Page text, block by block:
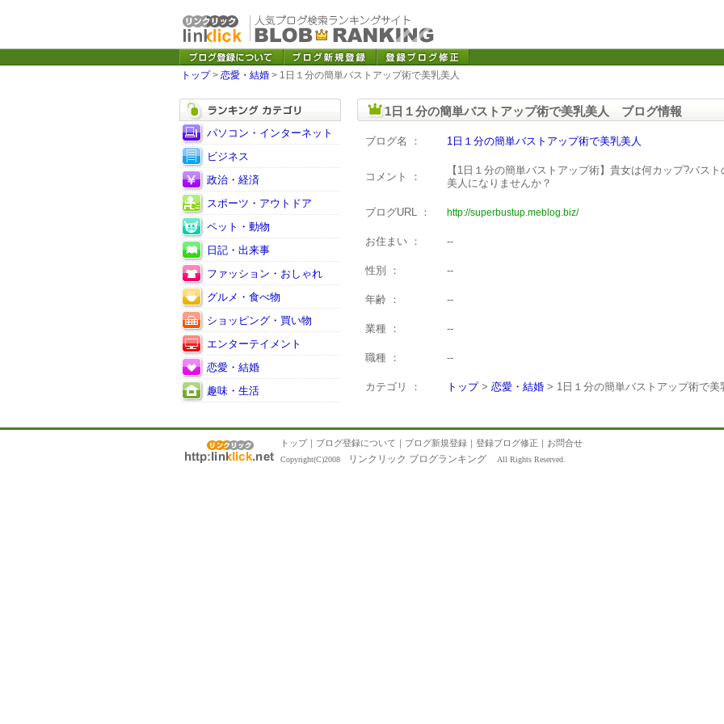
トップ> 恋愛・結婚 > 1日１分の簡単バストアップ術で美乳美人
パソコン・インターネット
ビジネス
政治・経済
スポーツ・アウトドア
ペット・動物
日記・出来事
ファッション・おしゃれ
グルメ・食べ物
ショッピング・買い物
エンターテイメント
恋愛・結婚
趣味・生活
1日１分の簡単バストアップ術で美乳美人 ブログ情報
ブログ名 ： 1日１分の簡単バストアップ術で美乳美人
コメント ：
【1日１分の簡単バストアップ術】貴女は何カップ?バス
美人になりませんか？
ブログURL ： http://superbustup.meblog.biz/
お住まい ： --
性別 ： --
年齢 ： --
業種 ： --
職種 ： --
カテゴリ ： トップ> 恋愛・結婚 > 1日１分の簡単バストアップ術で美
トップ｜ ブログ登録について ｜ ブログ新規登録 ｜ 登録ブログ修正 ｜ お問合せ
Copyright(C)2008 リンクリック ブログランキング All Rights Reserved.